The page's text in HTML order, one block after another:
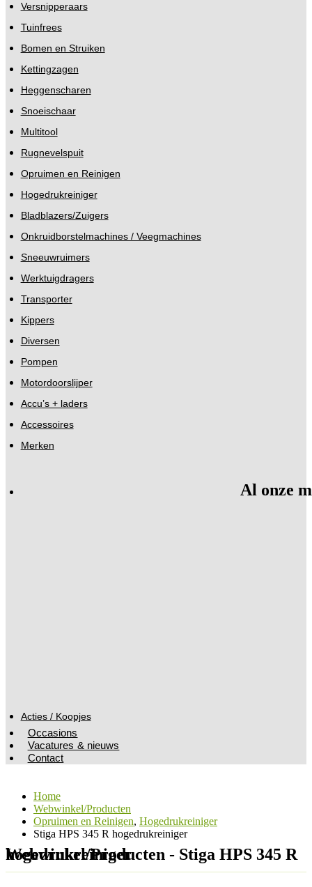
Versnipperaars
Tuinfrees
Bomen en Struiken
Kettingzagen
Heggenscharen
Snoeischaar
Multitool
Rugnevelspuit
Opruimen en Reinigen
Hogedrukreiniger
Bladblazers/Zuigers
Onkruidborstelmachines / Veegmachines
Sneeuwruimers
Werktuigdragers
Transporter
Kippers
Diversen
Pompen
Motordoorslijper
Accu’s + laders
Accessoires
Merken
Al onze
Acties / Koopjes
Occasions
Vacatures & nieuws
Contact
Home
Webwinkel/Producten
Opruimen en Reinigen, Hogedrukreiniger
Stiga HPS 345 R hogedrukreiniger
Webwinkel/Producten - Stiga HPS 345 R hogedrukreiniger